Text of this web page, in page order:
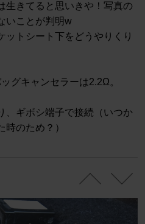
生きてると思いきや！写真の
いことが判明w
ットシート下をどうやりくり
グキャンセラーは2.2Ω。
、ギボシ端子で接続（いつか
のため？）